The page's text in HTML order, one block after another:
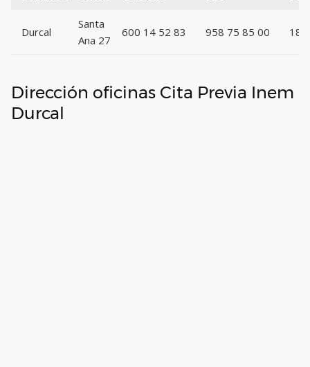
Durcal
Santa
Ana 27
600 14 52 83 958 75 85 00
Dirección oficinas Cita Previa Inem
Durcal